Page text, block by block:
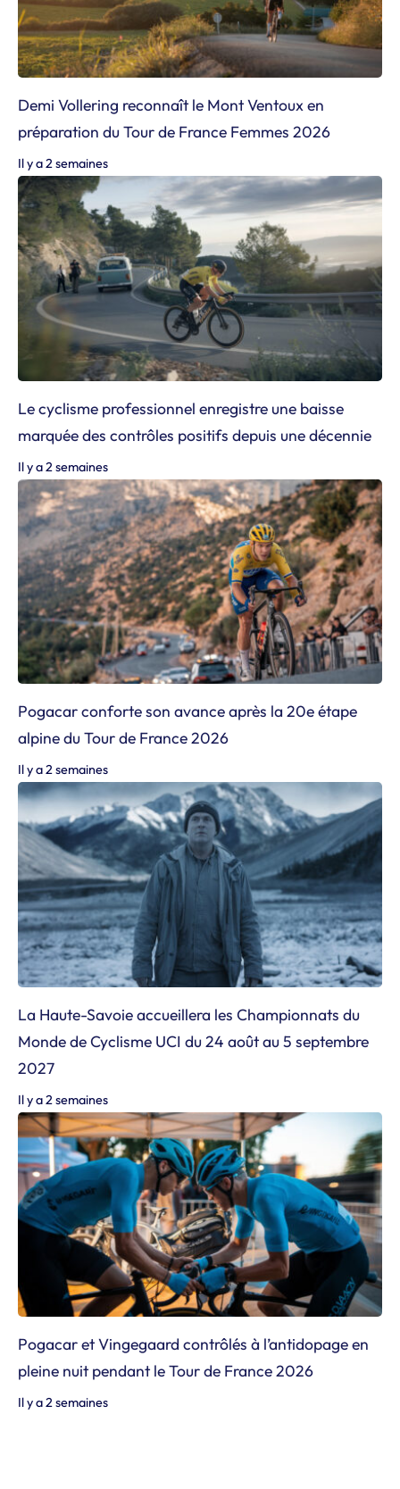
Demi Vollering reconnaît le Mont Ventoux en
préparation du Tour de France Femmes 2026
Il y a 2 semaines
Le cyclisme professionnel enregistre une baisse
marquée des contrôles positifs depuis une décennie
Il y a 2 semaines
Pogacar conforte son avance après la 20e étape
alpine du Tour de France 2026
Il y a 2 semaines
La Haute-Savoie accueillera les Championnats du
Monde de Cyclisme UCI du 24 août au 5 septembre
2027
Il y a 2 semaines
Pogacar et Vingegaard contrôlés à l’antidopage en
pleine nuit pendant le Tour de France 2026
Il y a 2 semaines